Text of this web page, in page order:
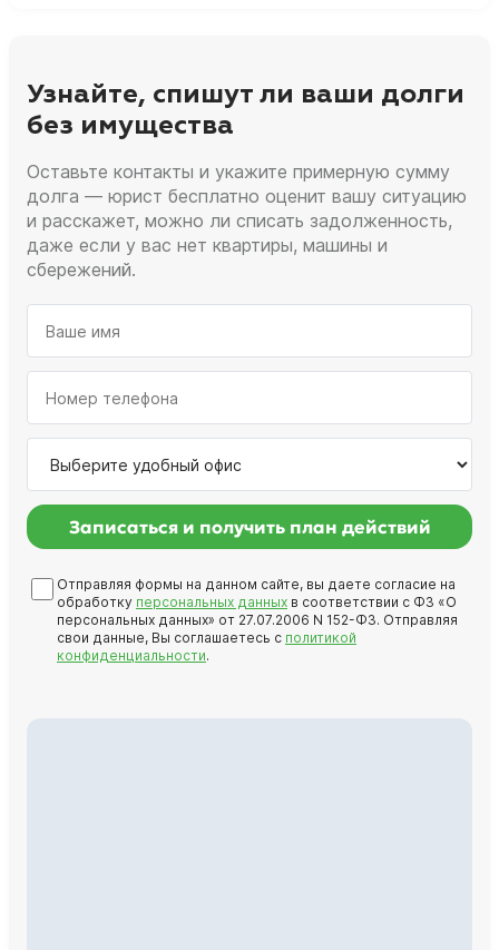
Узнайте, спишут ли ваши долги
без имущества
Оставьте контакты и укажите примерную сумму
долга — юрист бесплатно оценит вашу ситуацию
и расскажет, можно ли списать задолженность,
даже если у вас нет квартиры, машины и
сбережений.
Записаться и получить план действий
Отправляя формы на данном сайте, вы даете согласие на
обработку персональных данных в соответствии с ФЗ «О
персональных данных» от 27.07.2006 N 152-ФЗ. Отправляя
свои данные, Вы соглашаетесь с политикой
конфиденциальности.